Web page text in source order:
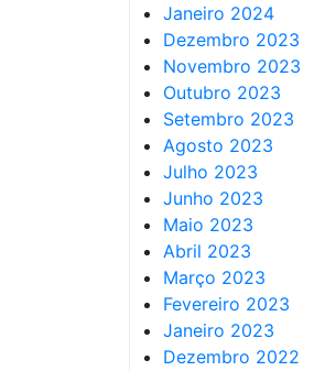
Janeiro 2024
Dezembro 2023
Novembro 2023
Outubro 2023
Setembro 2023
Agosto 2023
Julho 2023
Junho 2023
Maio 2023
Abril 2023
Março 2023
Fevereiro 2023
Janeiro 2023
Dezembro 2022